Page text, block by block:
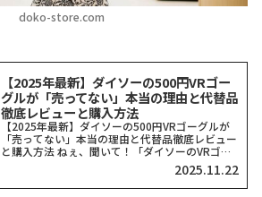
doko-store.com
【2025年最新】ダイソーの500円VRゴー
グルが「売ってない」本当の理由と代替品
徹底レビューと購入方法
【2025年最新】ダイソーの500円VRゴーグルが
「売ってない」本当の理由と代替品徹底レビュー
と購入方法 ねぇ、聞いて！「ダイソーのVRゴー
グル、どこにも売ってない！」って検索したそこ
のアナタ、同じ気持ちでここに来てくれましたよ
ね？一時期、...
2025.11.22